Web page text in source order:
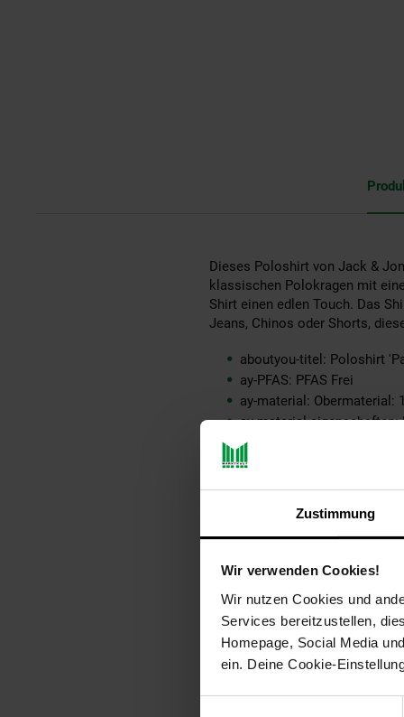
Zustimmung
Wir verwenden Cookies!
Wir nutzen Cookies und
Services bereitzustellen,
Homepage, Social Media
ein. Deine Cookie-
Dieses Poloshirt von Jack &
klassischen Polokragen mit
Shirt einen edlen Touch. Das
Jeans, Chinos oder Shorts,
aboutyou-titel: Poloshirt
ay-PFAS: PFAS Frei
ay-material: Obermaterial:
ay-material-eigenschaften:
ay-material1: keine Angabe
ay-passform schuh: keine
ay-schuh-acc material: kein
ay-schuhdetails: keine
ay-technologie jeans: keine
buegeln: Nicht bügeln
fuellung: 100%
innen_material: 100%
innen_material_einsatz:
material: 100% Baumwolle